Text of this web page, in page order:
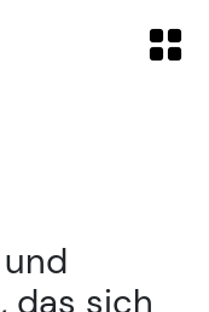
das sich